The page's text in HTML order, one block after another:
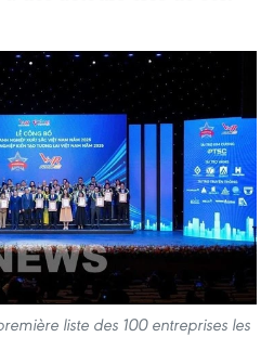
liste des 100 entreprises les